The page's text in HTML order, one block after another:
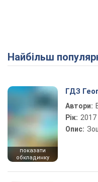
Найбільш
показати
обкладинку
ГДЗ
Автори:
Рік: 2017
Опис: